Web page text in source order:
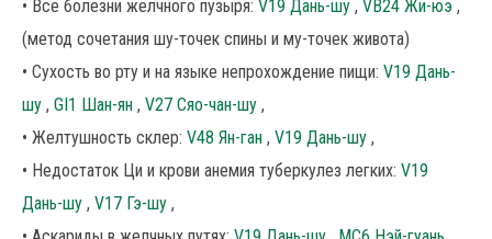
• Все болезни желчного пузыря: V19 Дань-шу , VB24 Жи-юэ ,
(метод сочетания шу-точек спины и му-точек живота)
• Сухость во рту и на языке непрохождение пищи: V19 Дань-
шу , GI1 Шан-ян , V27 Сяо-чан-шу ,
• Желтушность склер: V48 Ян-ган , V19 Дань-шу ,
• Недостаток Ци и крови анемия туберкулез легких: V19
Дань-шу , V17 Гэ-шу ,